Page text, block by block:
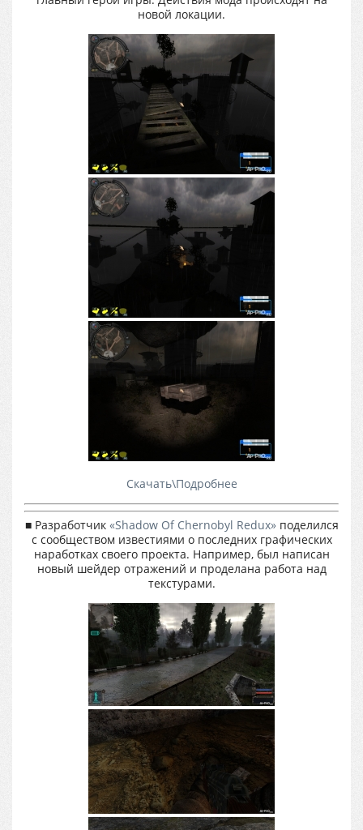
новой локации.
Скачать\Подробнее
■ Разработчик «Shadow Of Chernobyl Redux» поделился
с сообществом известиями о последних графических
наработках своего проекта. Например, был написан
новый шейдер отражений и проделана работа над
текстурами.